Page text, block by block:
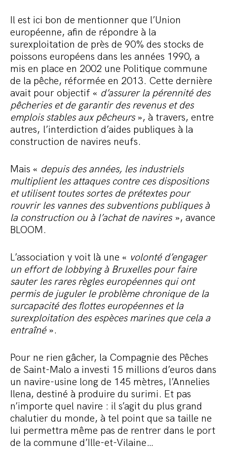
Il est ici bon de mentionner que l’Union
européenne, afin de répondre à la
surexploitation de près de 90% des stocks de
poissons européens dans les années 1990, a
mis en place en 2002 une Politique commune
de la pêche, réformée en 2013. Cette dernière
avait pour objectif « d’assurer la pérennité des
pêcheries et de garantir des revenus et des
emplois stables aux pêcheurs », à travers, entre
autres, l’interdiction d’aides publiques à la
construction de navires neufs.
Mais « depuis des années, les industriels
multiplient les attaques contre ces dispositions
et utilisent toutes sortes de prétextes pour
rouvrir les vannes des subventions publiques à
la construction ou à l’achat de navires», avance
BLOOM.
L’association y voit là une « volonté d’engager
un effort de lobbying à Bruxelles pour faire
sauter les rares règles européennes qui ont
permis de juguler le problème chronique de la
surcapacité des flottes européennes et la
surexploitation des espèces marines que cela a
entraîné ».
Pour ne rien gâcher, la Compagnie des Pêches
de Saint-Malo a investi 15 millions d’euros dans
un navire-usine long de 145 mètres, l’Annelies
Ilena, destiné à produire du surimi. Et pas
n’importe quel navire : il s’agit du plus grand
chalutier du monde, à tel point que sa taille ne
lui permettra même pas de rentrer dans le port
de la commune d’Ille-et-Vilaine…